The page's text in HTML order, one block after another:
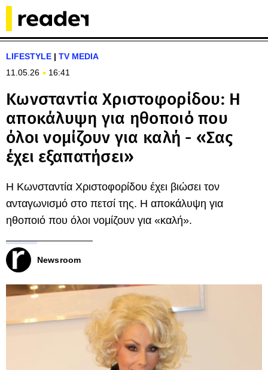
LIFESTYLE | TV MEDIA
11.05.26
16:41
Κωνσταντία Χριστοφορίδου: Η
αποκάλυψη για ηθοποιό που
όλοι νομίζουν για καλή - «Σας
έχει εξαπατήσει»
Η Κωνσταντία Χριστοφορίδου έχει βιώσει τον
ανταγωνισμό στο πετσί της. Η αποκάλυψη για
ηθοποιό που όλοι νομίζουν για «καλή».
Newsroom